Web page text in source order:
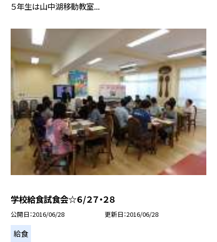
５年生は山中湖移動教室...
学校給食試食会☆６/２７・２８
公開日 2016/06/28 更新日 2016/06/28
給食